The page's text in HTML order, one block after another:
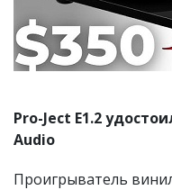
Pro-Ject E1.2
Audio
Проигрыватель